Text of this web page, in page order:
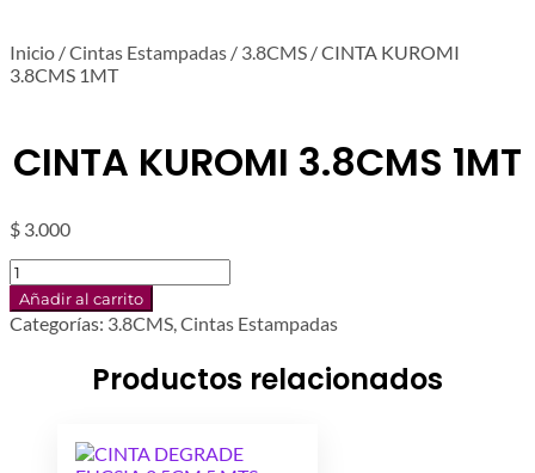
Inicio /Cintas Estampadas / 3.8CMS /CINTA KUROMI
3.8CMS 1MT
CINTA KUROMI 3.8CMS 1MT
$ 3.000
CINTA
KUROMI
3.8CMS
1MT
Añadir al carrito
Categorías: 3.8CMS,Cintas Estampadas
Productos relacionados